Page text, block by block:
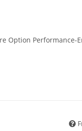
Option Performance-